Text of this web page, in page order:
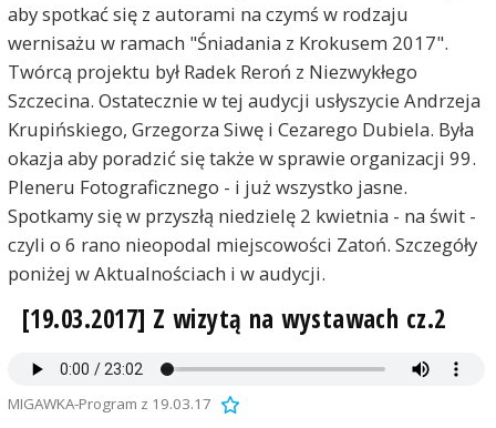
aby spotkać się z autorami na czymś w rodzaju
wernisażu w ramach "Śniadania z Krokusem 2017".
Twórcą projektu był Radek Reroń z Niezwykłego
Szczecina. Ostatecznie w tej audycji usłyszycie Andrzeja
Krupińskiego, Grzegorza Siwę i Cezarego Dubiela. Była
okazja aby poradzić się także w sprawie organizacji 99.
Pleneru Fotograficznego - i już wszystko jasne.
Spotkamy się w przyszłą niedzielę 2 kwietnia - na świt -
czyli o 6 rano nieopodal miejscowości Zatoń. Szczegóły
poniżej w Aktualnościach i w audycji.
[19.03.2017] Z wizytą na wystawach cz.2
MIGAWKA-Program z 19.03.17